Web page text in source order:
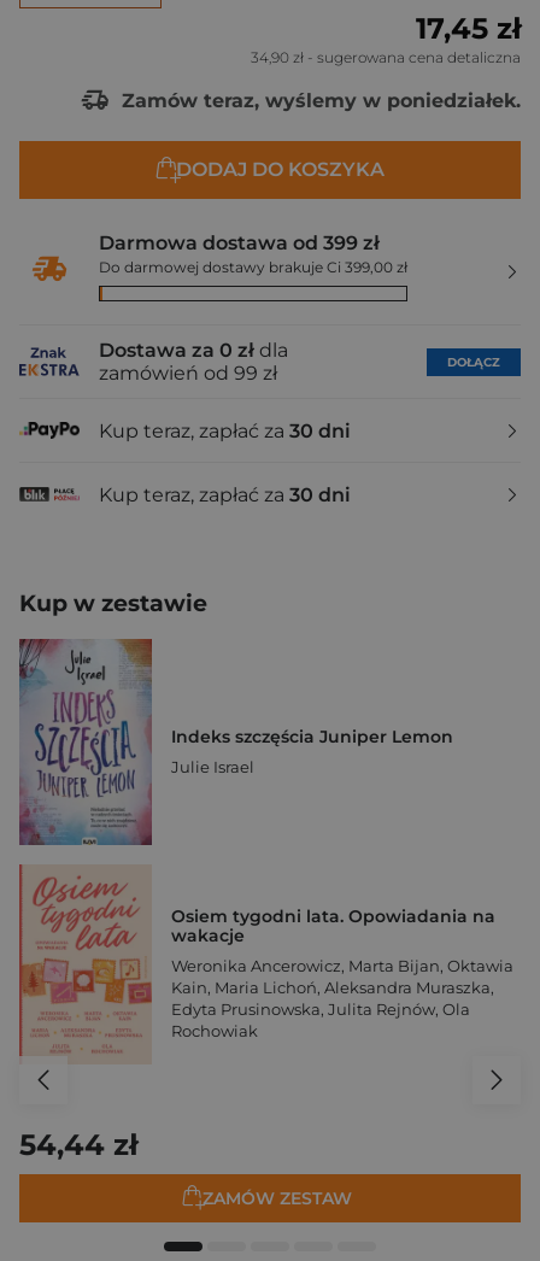
17,45 zł
34,90 zł - sugerowana cena detaliczna
Zamów teraz, wyślemy w poniedziałek.
DODAJ DO KOSZYKA
Darmowa dostawa od 399 zł
Do darmowej dostawy brakuje Ci 399,00 zł
Dostawa za 0 zł dla
zamówień od 99 zł
DOŁĄCZ
Kup teraz, zapłać za 30 dni
Kup teraz, zapłać za 30 dni
Kup w zestawie
Indeks szczęścia Juniper Lemon
Julie Israel
Osiem tygodni lata. Opowiadania na
wakacje
Weronika Ancerowicz, Marta Bijan, Oktawia
Kain, Maria Lichoń, Aleksandra Muraszka,
Edyta Prusinowska, Julita Rejnów, Ola
Rochowiak
54,44 zł
ZAMÓW ZESTAW